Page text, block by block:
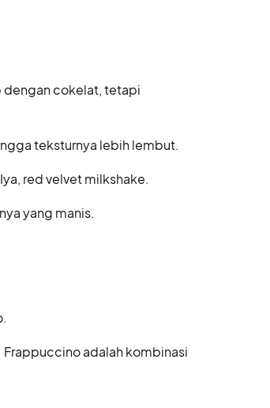
dengan cokelat, tetapi
teksturnya lebih lembut.
red velvet milkshake.
yang manis.
adalah kombinasi